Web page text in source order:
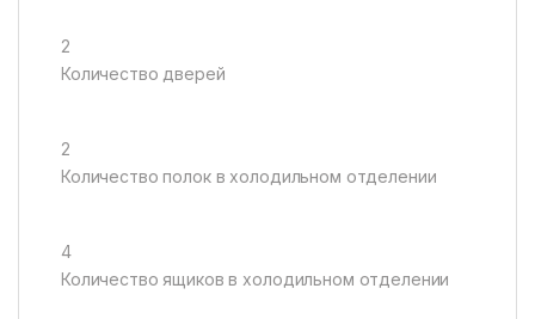
2
Количество дверей
2
Количество полок в холодильном отделении
4
Количество ящиков в холодильном отделении